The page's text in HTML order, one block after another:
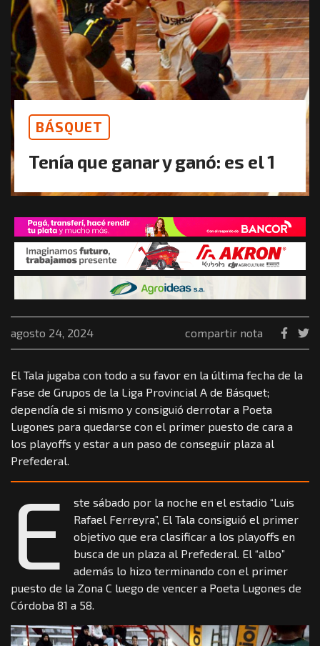
BÁSQUET
Tenía que ganar y ganó: es el 1
agosto 24, 2024 compartir nota
El Tala jugaba con todo a su favor en la última fecha de la
Fase de Grupos de la Liga Provincial A de Básquet;
dependía de si mismo y consiguió derrotar a Poeta
Lugones para quedarse con el primer puesto de cara a
los playoffs y estar a un paso de conseguir plaza al
Prefederal.
E
ste sábado por la noche en el estadio “Luis
Rafael Ferreyra”, El Tala consiguió el primer
objetivo que era clasificar a los playoffs en
busca de un plaza al Prefederal. El “albo”
además lo hizo terminando con el primer
puesto de la Zona C luego de vencer a Poeta Lugones de
Córdoba 81 a 58.